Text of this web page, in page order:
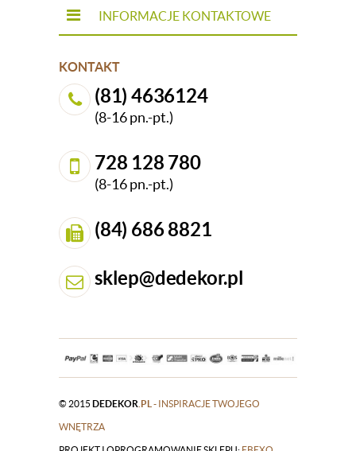
INFORMACJE KONTAKTOWE
KONTAKT
(81) 4636124
(8-16 pn.-pt.)
728 128 780
(8-16 pn.-pt.)
(84) 686 8821
sklep@dedekor.pl
© 2015 DEDEKOR .PL - INSPIRACJE TWOJEGO
WNĘTRZA